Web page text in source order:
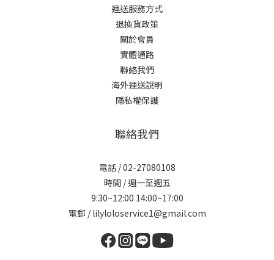
運送服務方式
退換貨政策
關於會員
實體通路
聯絡我們
海外運送說明
隱私權保護
聯絡我們
電話 / 02-27080108
時間 / 週一至週五
9:30~12:00 14:00~17:00
電郵 / lilyloloservice1@gmail.com